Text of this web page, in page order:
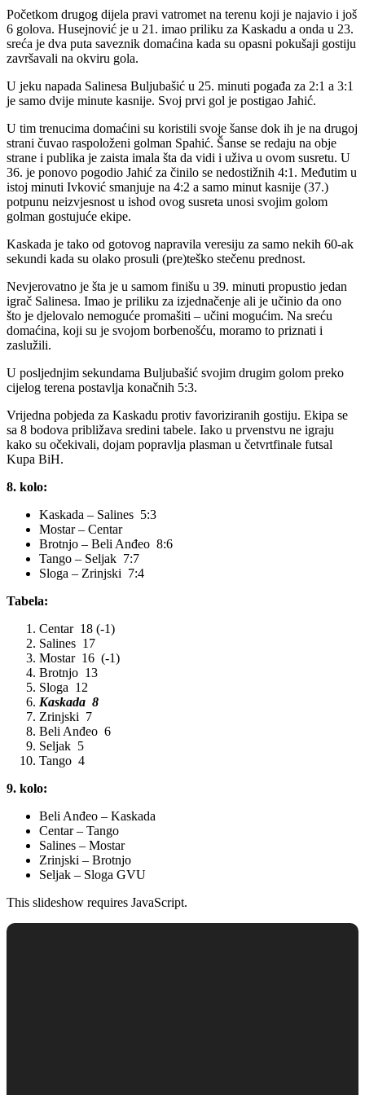
Početkom drugog dijela pravi vatromet na terenu koji je najavio i još
6 golova. Husejnović je u 21. imao priliku za Kaskadu a onda u 23.
sreća je dva puta saveznik domaćina kada su opasni pokušaji gostiju
završavali na okviru gola.
U jeku napada Salinesa Buljubašić u 25. minuti pogađa za 2:1 a 3:1
je samo dvije minute kasnije. Svoj prvi gol je postigao Jahić.
U tim trenucima domaćini su koristili svoje šanse dok ih je na drugoj
strani čuvao raspoloženi golman Spahić. Šanse se redaju na obje
strane i publika je zaista imala šta da vidi i uživa u ovom susretu. U
36. je ponovo pogodio Jahić za činilo se nedostižnih 4:1. Međutim u
istoj minuti Ivković smanjuje na 4:2 a samo minut kasnije (37.)
potpunu neizvjesnost u ishod ovog susreta unosi svojim golom
golman gostujuće ekipe.
Kaskada je tako od gotovog napravila veresiju za samo nekih 60-ak
sekundi kada su olako prosuli (pre)teško stečenu prednost.
Nevjerovatno je šta je u samom finišu u 39. minuti propustio jedan
igrač Salinesa. Imao je priliku za izjednačenje ali je učinio da ono
što je djelovalo nemoguće promašiti – učini mogućim. Na sreću
domaćina, koji su je svojom borbenošću, moramo to priznati i
zaslužili.
U posljednjim sekundama Buljubašić svojim drugim golom preko
cijelog terena postavlja konačnih 5:3.
Vrijedna pobjeda za Kaskadu protiv favoriziranih gostiju. Ekipa se
sa 8 bodova približava sredini tabele. Iako u prvenstvu ne igraju
kako su očekivali, dojam popravlja plasman u četvrtfinale futsal
Kupa BiH.
8. kolo:
Kaskada – Salines 5:3
Mostar – Centar
Brotnjo – Beli Anđeo 8:6
Tango – Seljak 7:7
Sloga – Zrinjski 7:4
Tabela:
Centar 18 (-1)
Salines 17
Mostar 16 (-1)
Brotnjo 13
Sloga 12
Kaskada 8
Zrinjski 7
Beli Anđeo 6
Seljak 5
Tango 4
9. kolo:
Beli Anđeo – Kaskada
Centar – Tango
Salines – Mostar
Zrinjski – Brotnjo
Seljak – Sloga GVU
This slideshow requires JavaScript.